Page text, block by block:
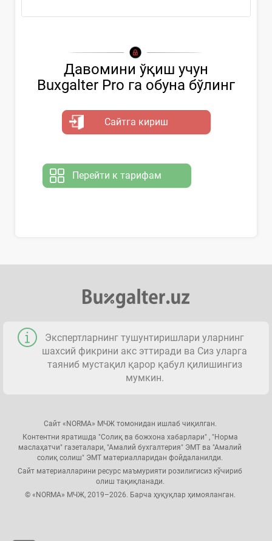
Давомини ўқиш учун
Buxgalter Pro га обуна бўлинг
Сайтга кириш
Перейти к тарифам
Экспертларнинг тушунтиришлари уларнинг
шахсий фикрини акс эттиради ва Сиз уларга
таяниб мустақил қарор қабул қилишингиз
мумкин.
Сайт «NORMA» МЧЖ томонидан ишлаб чиқилган.
Контентни яратишда "Солиқ ва божхона хабарлари" , "Норма
маслаҳатчи" газеталари, "Амалий бухгалтерия" ЭМТ ва "Амалий
солиқ солиш" ЭМТ материалларидан фойдаланилди.
Сайт материалларини ресурс маъмурияти розилигисиз кўчириб
олиш тақиқланади.
© «NORMA» МЧЖ, 2019–2026. Барча ҳуқуқлар ҳимояланган.